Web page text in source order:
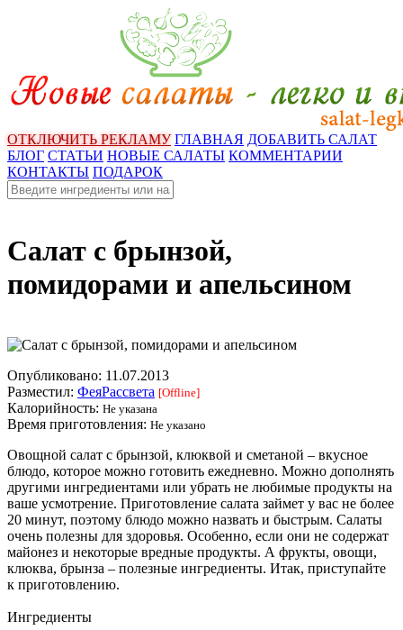
ОТКЛЮЧИТЬ РЕКЛАМУ ГЛАВНАЯ ДОБАВИТЬ САЛАТ
БЛОГ СТАТЬИ НОВЫЕ САЛАТЫ КОММЕНТАРИИ
КОНТАКТЫ ПОДАРОК
Салат с брынзой,
помидорами и апельсином
Опубликовано: 11.07.2013
Разместил: ФеяРассвета [Offline]
Калорийность: Не указана
Время приготовления: Не указано
Овощной салат с брынзой, клюквой и сметаной – вкусное
блюдо, которое можно готовить ежедневно. Можно дополнять
другими ингредиентами или убрать не любимые продукты на
ваше усмотрение. Приготовление салата займет у вас не более
20 минут, поэтому блюдо можно назвать и быстрым. Салаты
очень полезны для здоровья. Особенно, если они не содержат
майонез и некоторые вредные продукты. А фрукты, овощи,
клюква, брынза – полезные ингредиенты. Итак, приступайте
к приготовлению.
Ингредиенты